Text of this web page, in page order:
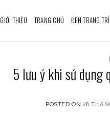
GIỚI THIỆU TRANG CHỦ ĐÈN TRANG TRÍ
5 lưu ý khi sử
POSTED ON 28